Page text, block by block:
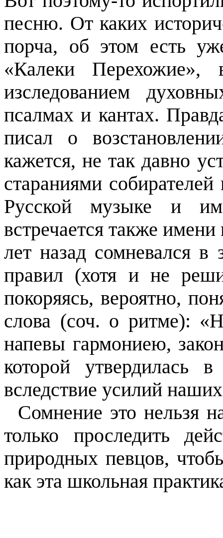
песню. От каких
порча, об этом есть
«Калеки
изследованием
псалмах и кантах.
писал о
кажется, не так давно
стараниями
Русской музыке и
встречается также
лет назад сомневался в
правил (хотя и не
покоряясь, вероятно,
слова (соч. о ритме):
напевы гармониею,
которой утвердилась
вследствие усилий
Сомнение это нельзя
только проследить
природных певцов,
как эта школьная